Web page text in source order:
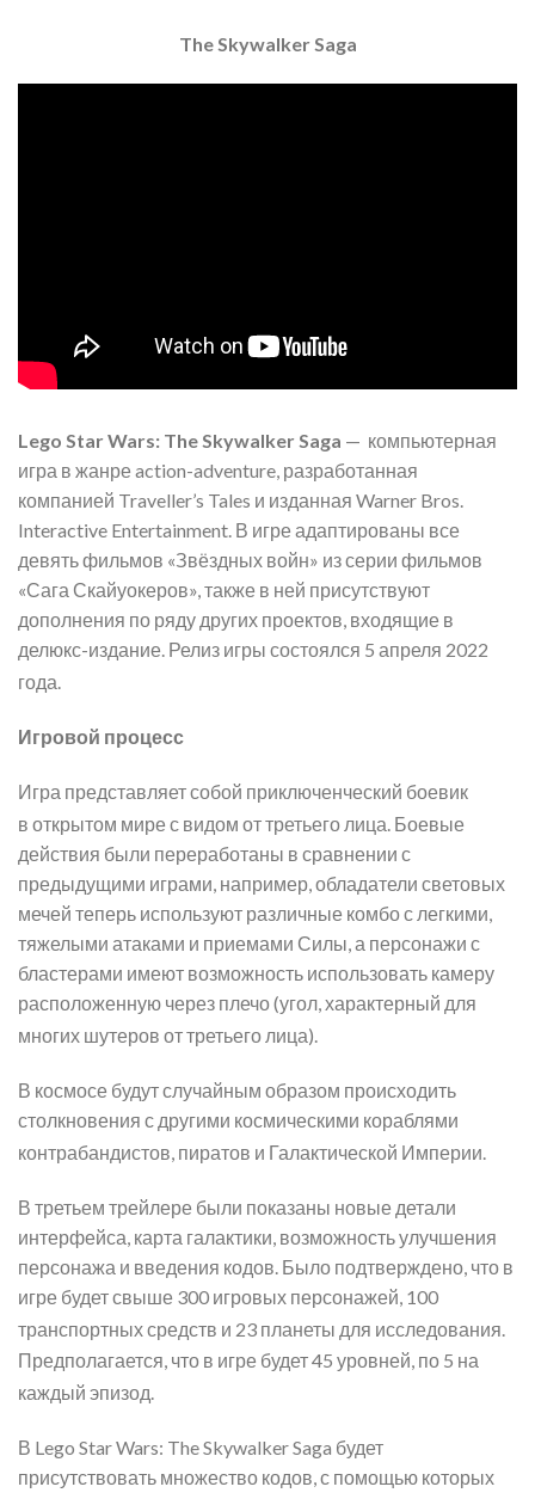
The Skywalker Saga
Lego Star Wars: The Skywalker Saga — компьютерная
игра в жанре action-adventure, разработанная
компанией Traveller’s Tales и изданная Warner Bros.
Interactive Entertainment. В игре адаптированы все
девять фильмов «Звёздных войн» из серии фильмов
«Сага Скайуокеров», также в ней присутствуют
дополнения по ряду других проектов, входящие в
делюкс-издание. Релиз игры состоялся 5 апреля 2022
года.
Игровой процесс
Игра представляет собой приключенческий боевик
в открытом мире с видом от третьего лица. Боевые
действия были переработаны в сравнении с
предыдущими играми, например, обладатели световых
мечей теперь используют различные комбо с легкими,
тяжелыми атаками и приемами Силы, а персонажи с
бластерами имеют возможность использовать камеру
расположенную через плечо (угол, характерный для
многих шутеров от третьего лица).
В космосе будут случайным образом происходить
столкновения с другими космическими кораблями
контрабандистов, пиратов и Галактической Империи.
В третьем трейлере были показаны новые детали
интерфейса, карта галактики, возможность улучшения
персонажа и введения кодов. Было подтверждено, что в
игре будет свыше 300 игровых персонажей, 100
транспортных средств и 23 планеты для исследования.
Предполагается, что в игре будет 45 уровней, по 5 на
каждый эпизод.
В Lego Star Wars: The Skywalker Saga будет
присутствовать множество кодов, с помощью которых